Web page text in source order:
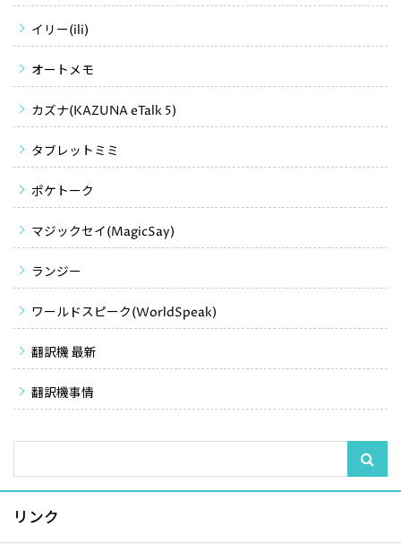
イリー(ili)
オートメモ
カズナ(KAZUNA eTalk 5)
タブレットミミ
ポケトーク
マジックセイ(MagicSay)
ランジー
ワールドスピーク(WorldSpeak)
翻訳機 最新
翻訳機事情
リンク